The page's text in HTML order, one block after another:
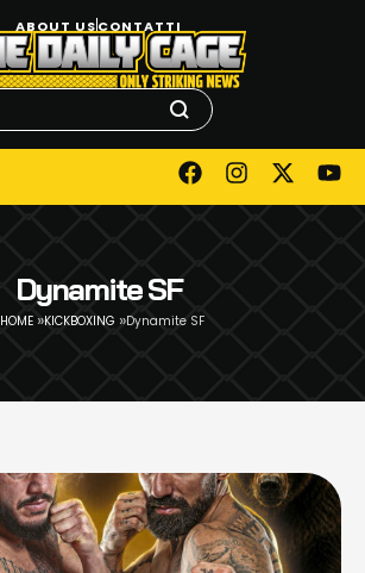
ABOUT USCONTATTI
Dynamite SF
HOME »KICKBOXING »Dynamite SF